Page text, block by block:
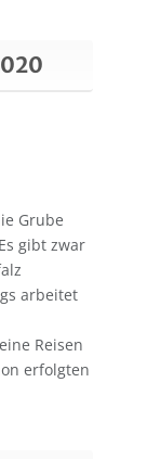
Grube
gibt zwar
arbeitet
Reisen
erfolgten